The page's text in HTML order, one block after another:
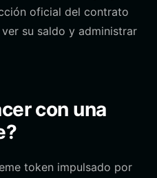
oficial del contrato
su saldo y administrar
con una
token impulsado por